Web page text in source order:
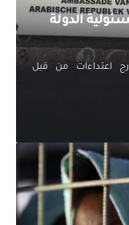
الدولة
اعتداءات من قبل